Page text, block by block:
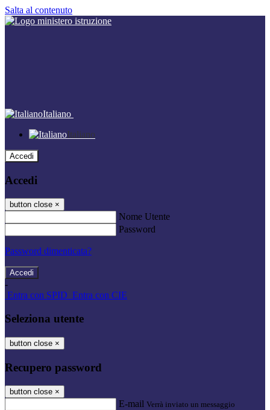
Salta al contenuto
Italiano
Italiano
Accedi
Accedi
button close ×
Nome Utente
Password
Password dimenticata?
-
Entra con SPID Entra con CIE
Seleziona utente
button close ×
Recupero password
button close ×
E-mail Verrà inviato un messaggio